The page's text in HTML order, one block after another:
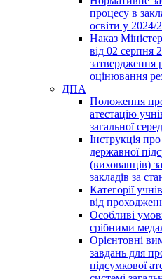
процесу в
освіти у 2024/
Наказ
від 02 серпня
затвердження
оцінювання
ДПА
Положення
атестацію
загальної
Інструкція
державної
(вихованців)
закладів за
Категорії
від
Особливі
срібними
Орієнтовні
завдань для
підсумкової